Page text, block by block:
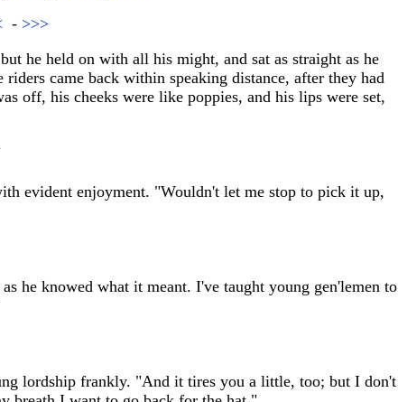
- >>>
he held on with all his might, and sat as straight as he
came back within speaking distance, after they had
off, his cheeks were like poppies, and his lips were set,
evident enjoyment. "Wouldn't let me stop to pick it up,
he knowed what it meant. I've taught young gen'lemen to
lordship frankly. "And it tires you a little, too; but I don't